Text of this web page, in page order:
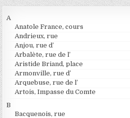
A
Anatole France, cours
Andrieux, rue
Anjou, rue d’
Arbalète, rue de l’
Aristide Briand, place
Armonville, rue d’
Arquebuse, rue de l’
Artois, Impasse du Comte
B
Bacquenois, rue